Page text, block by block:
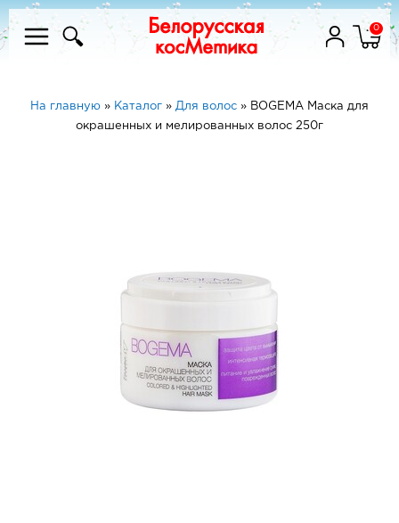
0
На главную » Каталог » Для волос » BOGEMA Маска для
окрашенных и мелированных волос 250г